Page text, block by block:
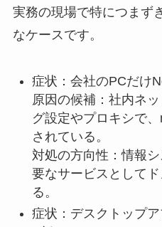
実務の現場で特につまず
なケースです。
症状：会社のPCだけ
原因の候補：社内ネ
グ設定やプロキシで
されている。
対処の方向性：情報
要なサービスとして
る。
症状：デスクトップ